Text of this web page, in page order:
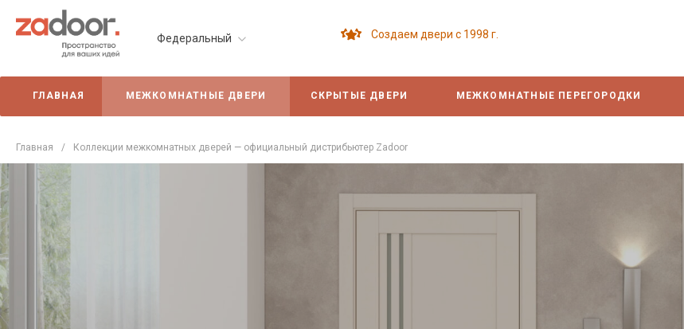
Федеральный Создаем двери с 1998 г.
ГЛАВНАЯ МЕЖКОМНАТНЫЕ ДВЕРИ СКРЫТЫЕ ДВЕРИ МЕЖКОМНАТНЫЕ ПЕРЕГОРОДКИ
Главная / Коллекции межкомнатных дверей — официальный дистрибьютер Zadoor